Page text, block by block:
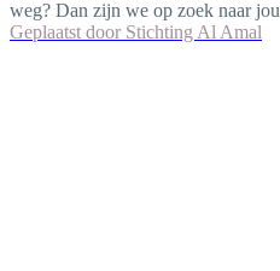
weg? Dan zijn we op zoek naar jou
Geplaatst door Stichting Al Amal